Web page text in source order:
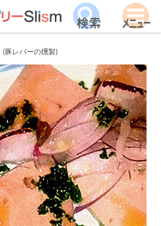
(豚レバーの燻製)